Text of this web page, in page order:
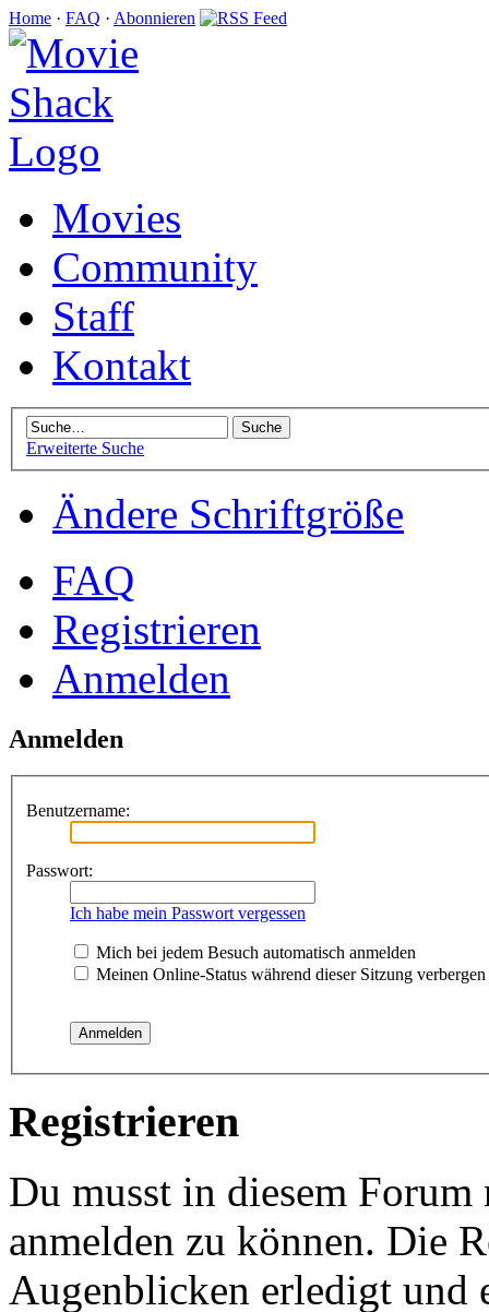
Home · FAQ · Abonnieren
Movies
Community
Staff
Kontakt
Erweiterte Suche
Ändere Schriftgröße
FAQ
Registrieren
Anmelden
Anmelden
Benutzername:
Passwort:
Ich habe mein Passwort vergessen
Mich bei jedem Besuch automatisch anmelden
Meinen Online-Status während dieser Sitzung verbergen
Registrieren
Du musst in diesem
anmelden zu können. Die
Augenblicken erledigt und